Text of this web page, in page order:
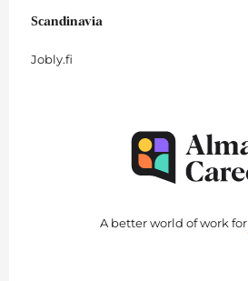
Scandinavia
Jobly.fi
A better world of work for